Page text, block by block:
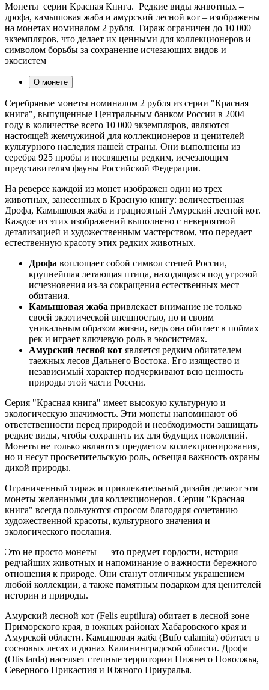
Монеты серии Красная Книга. Редкие виды животных –
дрофа, камышовая жаба и амурский лесной кот – изображены
на монетах номиналом 2 рубля. Тираж ограничен до 10 000
экземпляров, что делает их ценными для коллекционеров и
символом борьбы за сохранение исчезающих видов и
экосистем
О монете
Серебряные монеты номиналом 2 рубля из серии "Красная
книга", выпущенные Центральным банком России в 2004
году в количестве всего 10 000 экземпляров, являются
настоящей жемчужиной для коллекционеров и ценителей
культурного наследия нашей страны. Они выполнены из
серебра 925 пробы и посвящены редким, исчезающим
представителям фауны Российской Федерации.
На реверсе каждой из монет изображен один из трех
животных, занесенных в Красную книгу: величественная
Дрофа, Камышовая жаба и грациозный Амурский лесной кот.
Каждое из этих изображений выполнено с невероятной
детализацией и художественным мастерством, что передает
естественную красоту этих редких животных.
Дрофа воплощает собой символ степей России,
крупнейшая летающая птица, находящаяся под угрозой
исчезновения из-за сокращения естественных мест
обитания.
Камышовая жаба привлекает внимание не только
своей экзотической внешностью, но и своим
уникальным образом жизни, ведь она обитает в поймах
рек и играет ключевую роль в экосистемах.
Амурский лесной кот является редким обитателем
таежных лесов Дальнего Востока. Его изящество и
независимый характер подчеркивают всю ценность
природы этой части России.
Серия "Красная книга" имеет высокую культурную и
экологическую значимость. Эти монеты напоминают об
ответственности перед природой и необходимости защищать
редкие виды, чтобы сохранить их для будущих поколений.
Монеты не только являются предметом коллекционирования,
но и несут просветительскую роль, освещая важность охраны
дикой природы.
Ограниченный тираж и привлекательный дизайн делают эти
монеты желанными для коллекционеров. Серии "Красная
книга" всегда пользуются спросом благодаря сочетанию
художественной красоты, культурного значения и
экологического послания.
Это не просто монеты — это предмет гордости, история
редчайших животных и напоминание о важности бережного
отношения к природе. Они станут отличным украшением
любой коллекции, а также памятным подарком для ценителей
истории и природы.
Амурский лесной кот (Felis euptilura) обитает в лесной зоне
Приморского края, в южных районах Хабаровского края и
Амурской области. Камышовая жаба (Bufo calamita) обитает в
сосновых лесах и дюнах Калининградской области. Дрофа
(Otis tarda) населяет степные территории Нижнего Поволжья,
Северного Прикаспия и Южного Приуралья.